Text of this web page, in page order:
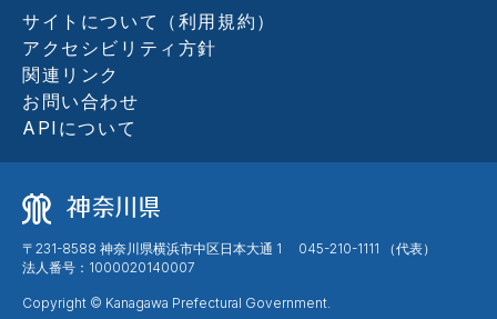
サイトについて（利用規約）
アクセシビリティ方針
関連リンク
お問い合わせ
APIについて
〒231-8588 神奈川県横浜市中区日本大通 1 045-210-1111 （代表）
法人番号：1000020140007
Copyright © Kanagawa Prefectural Government.